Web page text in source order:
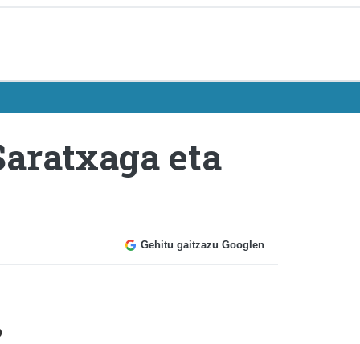
eta
Gehitu gaitzazu Googlen